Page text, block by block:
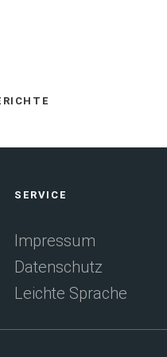
SERVICE
Impressum
Datenschutz
Leichte Sprache